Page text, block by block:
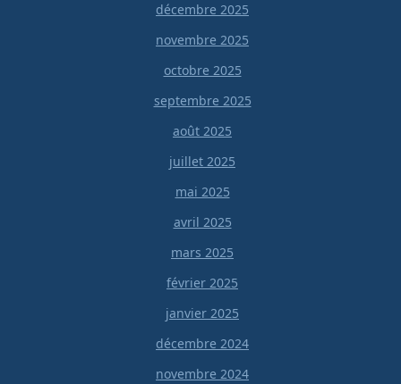
décembre 2025
novembre 2025
octobre 2025
septembre 2025
août 2025
juillet 2025
mai 2025
avril 2025
mars 2025
février 2025
janvier 2025
décembre 2024
novembre 2024